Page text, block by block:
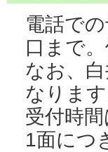
電話で
口まで
なお、
なります
受付時
1面につ